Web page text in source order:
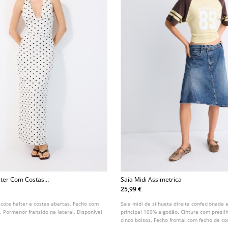
Com Costas
halter e costas abertas. Fecho com
Pormenor franzido na lateral. Disponível
Saia Midi Assimetrica
25,99 €
Saia midi de silhueta direita confecionada
principal 100% algodão. Cintura com
cinco bolsos. Fecho frontal com fecho de